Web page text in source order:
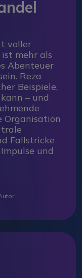
voller
mehr als
Abenteuer
Reza
Beispiele,
– und
Organisation
Fallstricke
und